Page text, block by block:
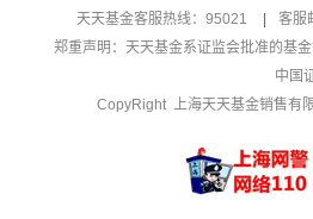
天天基金客服热线：95021
客服
郑重声明： 天天基金系证监会批准的基
中国
CopyRight 上海天天基金销售有